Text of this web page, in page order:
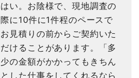
はい。お陰様で、現地調査の
際に10件に1件程のペースで
お見積りの前からご契約いた
だけることがあります。「多
少の金額がかかってもきちん
とした仕事をしてくれるなら